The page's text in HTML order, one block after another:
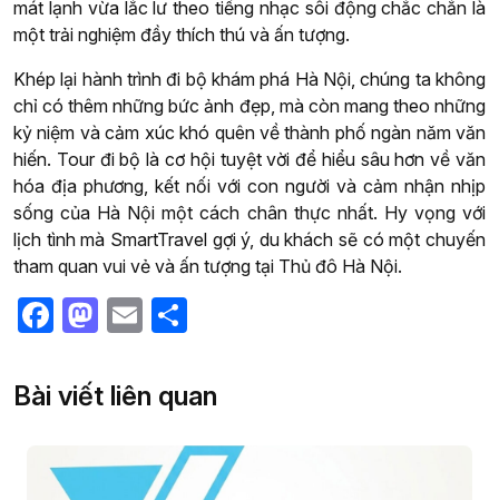
mát lạnh vừa lắc lư theo tiếng nhạc sôi động chắc chắn là
một trải nghiệm đầy thích thú và ấn tượng.
Khép lại hành trình đi bộ khám phá Hà Nội, chúng ta không
chỉ có thêm những bức ảnh đẹp, mà còn mang theo những
kỷ niệm và cảm xúc khó quên về thành phố ngàn năm văn
hiến. Tour đi bộ là cơ hội tuyệt vời để hiểu sâu hơn về văn
hóa địa phương, kết nối với con người và cảm nhận nhịp
sống của Hà Nội một cách chân thực nhất. Hy vọng với
lịch tình mà SmartTravel gợi ý, du khách sẽ có một chuyến
tham quan vui vẻ và ấn tượng tại Thủ đô Hà Nội.
Facebook
Mastodon
Email
Bài viết liên quan